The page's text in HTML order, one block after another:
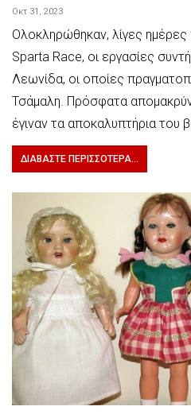
Οκτ 31, 2023
Ολοκληρώθηκαν, λίγες ημέρες
Sparta Race, οι εργασίες
Λεωνίδα, οι οποίες
Τσάμαλη. Πρόσφατα
έγιναν τα αποκαλυπτήρια του
ΔΙΑΒΆΣΤΕ ΠΕΡΙΣΣΌΤΕΡΑ...